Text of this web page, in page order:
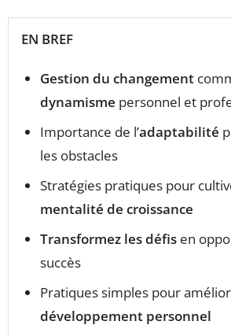
EN BREF
Gestion du changement
dynamisme personnel et
Importance de l’adaptabilité
les obstacles
Stratégies pratiques pour
mentalité de croissance
Transformez les défis en
succès
Pratiques simples pour
développement personnel